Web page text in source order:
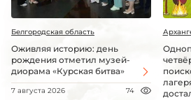
Белгородская область
Оживляя историю: день
рождения отметил музей-
диорама «Курская битва»
7 августа 2026 74